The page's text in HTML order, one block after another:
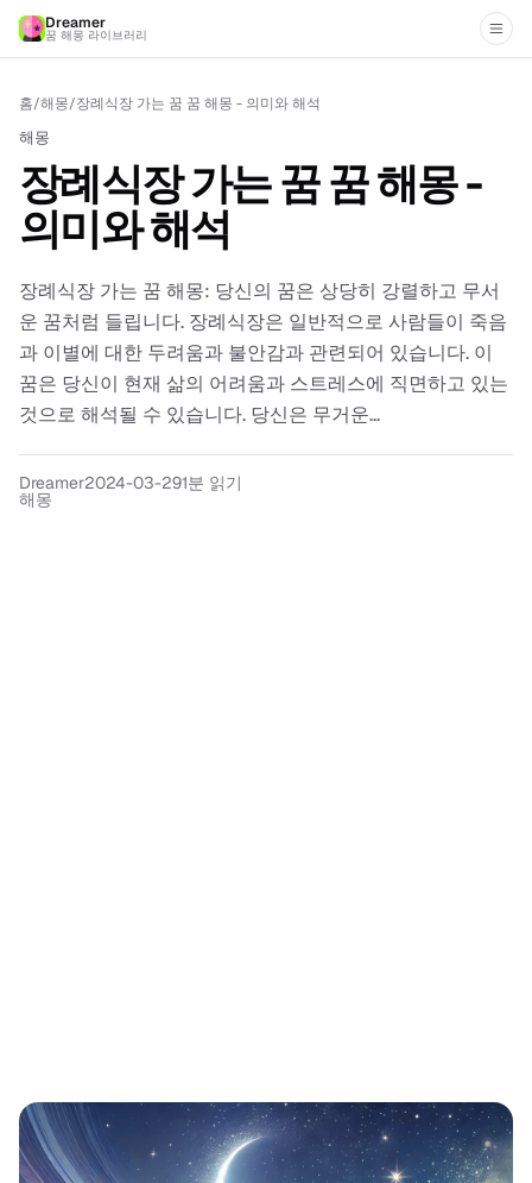
Dreamer
꿈 해몽 라이브러리
홈/해몽/장례식장 가는 꿈 꿈 해몽 - 의미와 해석
해몽
장례식장 가는 꿈 꿈 해몽 -
의미와 해석
장례식장 가는 꿈 해몽: 당신의 꿈은 상당히 강렬하고 무서
운 꿈처럼 들립니다. 장례식장은 일반적으로 사람들이 죽음
과 이별에 대한 두려움과 불안감과 관련되어 있습니다. 이
꿈은 당신이 현재 삶의 어려움과 스트레스에 직면하고 있는
것으로 해석될 수 있습니다. 당신은 무거운...
Dreamer2024-03-291분 읽기
해몽